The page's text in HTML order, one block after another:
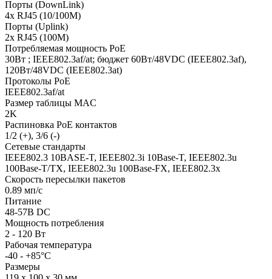
Порты (DownLink)
4x RJ45 (10/100M)
Порты (Uplink)
2x RJ45 (100M)
Потребляемая мощность PoE
30Вт ; IEEE802.3af/at; бюджет 60Вт/48VDC (IEEE802.3af),
120Вт/48VDC (IEEE802.3at)
Протоколы PoE
IEEE802.3af/at
Размер таблицы MAC
2K
Распиновка PoE контактов
1/2 (+), 3/6 (-)
Сетевые стандарты
IEEE802.3 10BASE-T, IEEE802.3i 10Base-T, IEEE802.3u
100Base-T/TX, IEEE802.3u 100Base-FX, IEEE802.3x
Скорость пересылки пакетов
0.89 мп/с
Питание
48-57В DC
Мощность потребления
2 - 120 Вт
Рабочая температура
-40 - +85°C
Размеры